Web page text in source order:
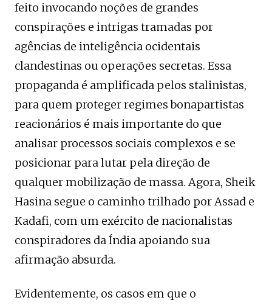
feito invocando noções de grandes
conspirações e intrigas tramadas por
agências de inteligência ocidentais
clandestinas ou operações secretas. Essa
propaganda é amplificada pelos stalinistas,
para quem proteger regimes bonapartistas
reacionários é mais importante do que
analisar processos sociais complexos e se
posicionar para lutar pela direção de
qualquer mobilização de massa. Agora, Sheik
Hasina segue o caminho trilhado por Assad e
Kadafi, com um exército de nacionalistas
conspiradores da Índia apoiando sua
afirmação absurda.
Evidentemente, os casos em que o